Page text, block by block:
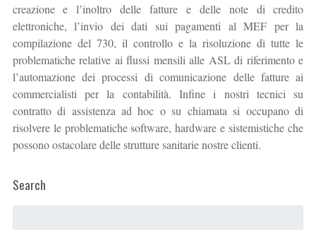
creazione e l’inoltro delle fatture e delle note di credito
elettroniche, l’invio dei dati sui pagamenti al MEF per la
compilazione del 730, il controllo e la risoluzione di tutte le
problematiche relative ai flussi mensili alle ASL di riferimento e
l’automazione dei processi di comunicazione delle fatture ai
commercialisti per la contabilità. Infine i nostri tecnici su
contratto di assistenza ad hoc o su chiamata si occupano di
risolvere le problematiche software, hardware e sistemistiche che
possono ostacolare delle strutture sanitarie nostre clienti.
Search